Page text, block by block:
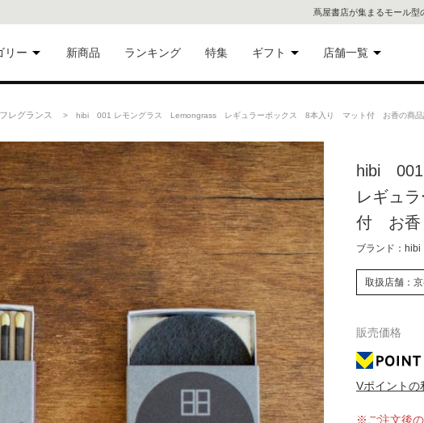
蔦屋書店が集まるモール型
リー
美術品
本
映像・音
楽
文具
雑貨
家電
新商品 ランキング 特集 ギフト
ギフトにおすすめ
eギフト
店舗一覧
代官
屋書
銀座
書店
屋書
フレグランス > hibi 001 レモングラス Lemongrass レギュラーボックス 8本入り マット付 お香の商品
hibi
レギュ
付 お香
ブランド：hibi
取扱店舗：
販売価格
Vポイントの
※ご注文後